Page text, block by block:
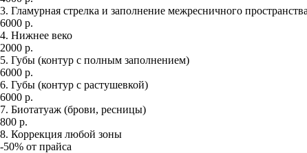
3. Гламурная стрелка и заполнение межресничного пространства
6000 р.
4. Нижнее веко
2000 р.
5. Губы (контур с полным заполнением)
6000 р.
6. Губы (контур с растушевкой)
6000 р.
7. Биотатуаж (брови, ресницы)
800 р.
8. Коррекция любой зоны
-50% от прайса